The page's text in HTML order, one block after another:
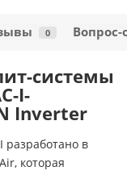
0 Вопрос-
системы
I-
Inverter
разработано в
которая